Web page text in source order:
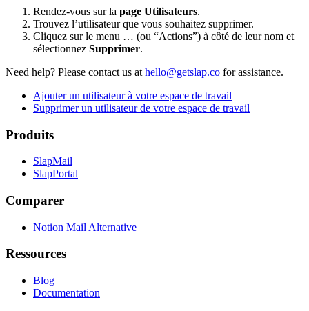
Rendez-vous sur la page Utilisateurs.
Trouvez l’utilisateur que vous souhaitez supprimer.
Cliquez sur le menu … (ou “Actions”) à côté de leur nom et
sélectionnez Supprimer.
Need help? Please contact us at hello@getslap.co for assistance.
Ajouter un utilisateur à votre espace de travail
Supprimer un utilisateur de votre espace de travail
Produits
SlapMail
SlapPortal
Comparer
Notion Mail Alternative
Ressources
Blog
Documentation